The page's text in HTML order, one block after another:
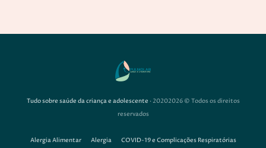
Tudo sobre saúde da criança e adolescente · 20202026 © Todos os direitos
reservados
Alergia Alimentar Alergia COVID-19 e Complicações Respiratórias